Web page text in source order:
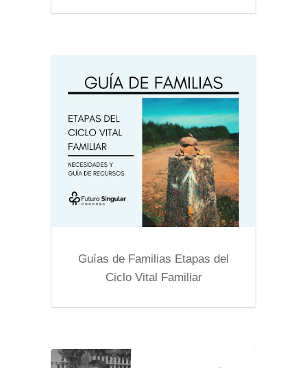
Guías de Familias Etapas del
Ciclo Vital Familiar